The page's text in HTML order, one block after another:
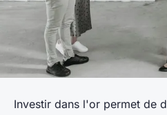
Investir dans l'or permet de